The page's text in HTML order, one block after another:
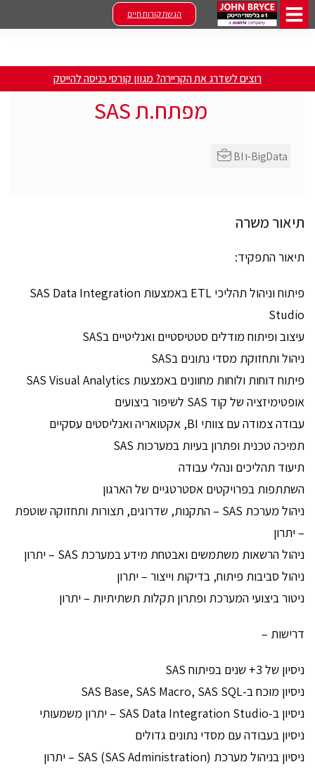
הגשת קורות חיים
רוצים לשדרג את הקריירה? מגוון קורסי כניסה להייטק
מפתח.ת SAS
תיאור משרה
תיאור התפקיד:
פיתוח וניהול תהליכי ETL באמצעות SAS Data Integration
Studio
עיצוב ופיתוח מודלים סטטיסטיים ואנליטיים בSAS
ניהול ותחזוקת מסדי נתונים בSAS
פיתוח דוחות ולוחות מחוונים באמצעות SAS Visual Analytics
אופטימיזציה של קוד SAS לשיפור ביצועים
עבודה צמודה עם צוותי BI, אקטואריה ואנליסטים עסקיים
תמיכה טכנית ופתרון בעיות במערכות SAS
תיעוד תהליכים ונהלי עבודה
השתתפות בפרויקטים אסטרטגיים של הארגון
ניהול מערכת SAS – התקנות, שדרוגים, תצורות ותחזוקה שוטפת
– יתרון
ניהול הרשאות משתמשים ואבטחת מידע במערכת SAS – יתרון
ניהול סביבות פיתוח, בדיקות וייצור – יתרון
ניטור ביצועי המערכת ופתרון תקלות תשתיתיות – יתרון
דרישות –
ניסיון של 3+ שנים בפיתוח SAS
ניסיון מוכח ב-SAS Base, SAS Macro, SAS SQL
ניסיון ב-SAS Data Integration Studio – יתרון משמעותי
ניסיון בעבודה עם מסדי נתונים גדולים
ניסיון בניהול מערכת SAS (SAS Administration) – יתרון